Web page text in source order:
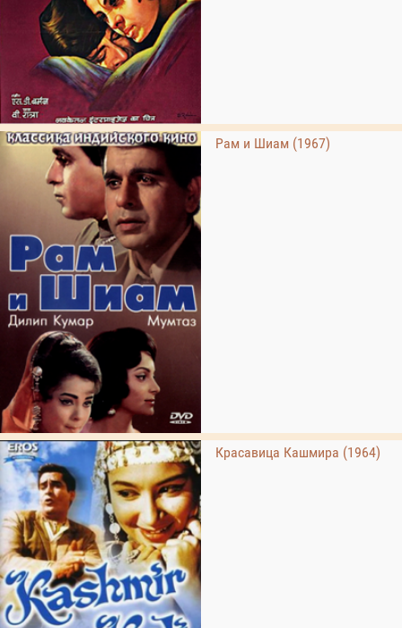
Рам и Шиам (1967)
Красавица Кашмира (1964)